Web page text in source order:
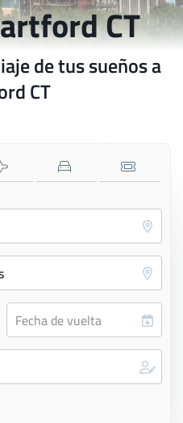
CT
de tus sueños a
CT